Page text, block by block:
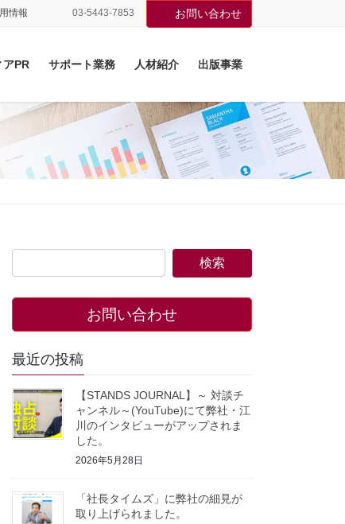
情報 03-5443-7853 お問い合わせ
アPR サポート業務 人材紹介 出版事業
お問い合わせ
最近の投稿
【STANDS JOURNAL】～ 対談チ
ャンネル～(YouTube)にて弊社・江
川のインタビューがアップされま
した。
2026年5月28日
「社長タイムズ」に弊社の細見が
取り上げられました。